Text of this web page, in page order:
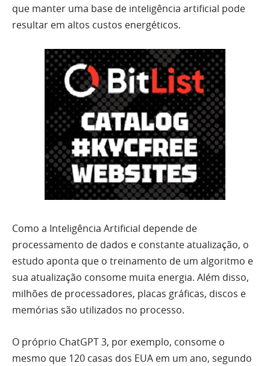
que manter uma base de inteligência artificial pode
resultar em altos custos energéticos.
Como a Inteligência Artificial depende de
processamento de dados e constante atualização, o
estudo aponta que o treinamento de um algoritmo e
sua atualização consome muita energia. Além disso,
milhões de processadores, placas gráficas, discos e
memórias são utilizados no processo.
O próprio ChatGPT 3, por exemplo, consome o
mesmo que 120 casas dos EUA em um ano, segundo